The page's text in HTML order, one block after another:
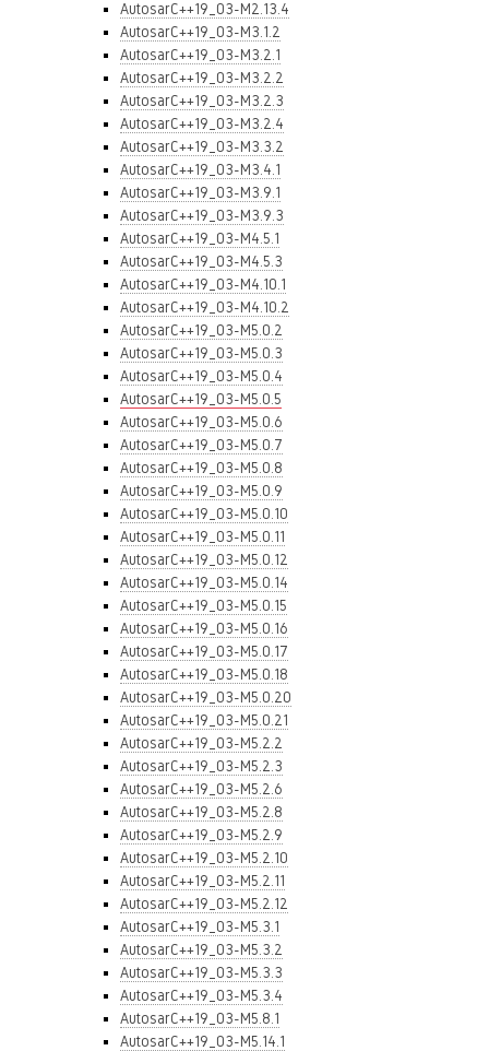
AutosarC++19_03-M2.13.4
AutosarC++19_03-M3.1.2
AutosarC++19_03-M3.2.1
AutosarC++19_03-M3.2.2
AutosarC++19_03-M3.2.3
AutosarC++19_03-M3.2.4
AutosarC++19_03-M3.3.2
AutosarC++19_03-M3.4.1
AutosarC++19_03-M3.9.1
AutosarC++19_03-M3.9.3
AutosarC++19_03-M4.5.1
AutosarC++19_03-M4.5.3
AutosarC++19_03-M4.10.1
AutosarC++19_03-M4.10.2
AutosarC++19_03-M5.0.2
AutosarC++19_03-M5.0.3
AutosarC++19_03-M5.0.4
AutosarC++19_03-M5.0.5
AutosarC++19_03-M5.0.6
AutosarC++19_03-M5.0.7
AutosarC++19_03-M5.0.8
AutosarC++19_03-M5.0.9
AutosarC++19_03-M5.0.10
AutosarC++19_03-M5.0.11
AutosarC++19_03-M5.0.12
AutosarC++19_03-M5.0.14
AutosarC++19_03-M5.0.15
AutosarC++19_03-M5.0.16
AutosarC++19_03-M5.0.17
AutosarC++19_03-M5.0.18
AutosarC++19_03-M5.0.20
AutosarC++19_03-M5.0.21
AutosarC++19_03-M5.2.2
AutosarC++19_03-M5.2.3
AutosarC++19_03-M5.2.6
AutosarC++19_03-M5.2.8
AutosarC++19_03-M5.2.9
AutosarC++19_03-M5.2.10
AutosarC++19_03-M5.2.11
AutosarC++19_03-M5.2.12
AutosarC++19_03-M5.3.1
AutosarC++19_03-M5.3.2
AutosarC++19_03-M5.3.3
AutosarC++19_03-M5.3.4
AutosarC++19_03-M5.8.1
AutosarC++19_03-M5.14.1